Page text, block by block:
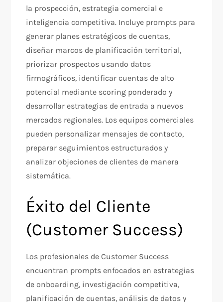
la prospección, estrategia comercial e
inteligencia competitiva. Incluye prompts para
generar planes estratégicos de cuentas,
diseñar marcos de planificación territorial,
priorizar prospectos usando datos
firmográficos, identificar cuentas de alto
potencial mediante scoring ponderado y
desarrollar estrategias de entrada a nuevos
mercados regionales. Los equipos comerciales
pueden personalizar mensajes de contacto,
preparar seguimientos estructurados y
analizar objeciones de clientes de manera
sistemática.​
Éxito del Cliente
(Customer Success)
Los profesionales de Customer Success
encuentran prompts enfocados en estrategias
de onboarding, investigación competitiva,
planificación de cuentas, análisis de datos y